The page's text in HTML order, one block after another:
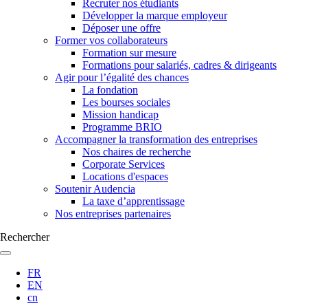
Recruter nos étudiants
Développer la marque employeur
Déposer une offre
Former vos collaborateurs
Formation sur mesure
Formations pour salariés, cadres & dirigeants
Agir pour l’égalité des chances
La fondation
Les bourses sociales
Mission handicap
Programme BRIO
Accompagner la transformation des entreprises
Nos chaires de recherche
Corporate Services
Locations d'espaces
Soutenir Audencia
La taxe d’apprentissage
Nos entreprises partenaires
Rechercher
FR
EN
cn